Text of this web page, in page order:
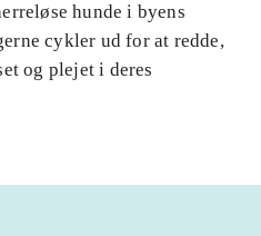
hunde i byens
cykler ud for at redde,
og plejet i deres